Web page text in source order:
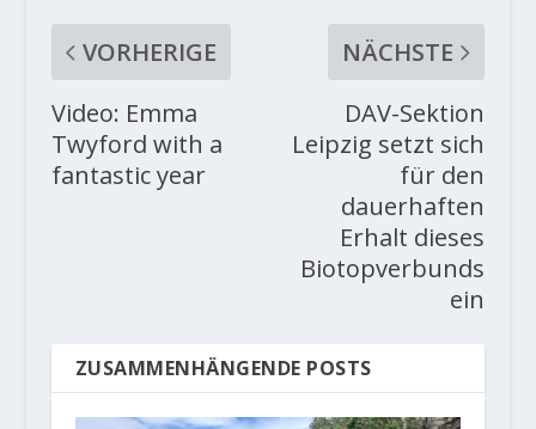
VORHERIGE
Video: Emma
Twyford with a
fantastic year
NÄCHSTE
DAV-Sektion
Leipzig setzt sich
für den
dauerhaften
Erhalt dieses
Biotopverbunds
ein
ZUSAMMENHÄNGENDE POSTS